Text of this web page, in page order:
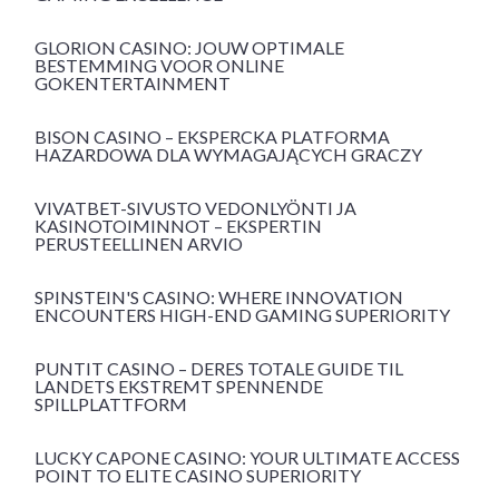
GLORION CASINO: JOUW OPTIMALE
BESTEMMING VOOR ONLINE
GOKENTERTAINMENT
BISON CASINO – EKSPERCKA PLATFORMA
HAZARDOWA DLA WYMAGAJĄCYCH GRACZY
VIVATBET-SIVUSTO VEDONLYÖNTI JA
KASINOTOIMINNOT – EKSPERTIN
PERUSTEELLINEN ARVIO
SPINSTEIN'S CASINO: WHERE INNOVATION
ENCOUNTERS HIGH-END GAMING SUPERIORITY
PUNTIT CASINO – DERES TOTALE GUIDE TIL
LANDETS EKSTREMT SPENNENDE
SPILLPLATTFORM
LUCKY CAPONE CASINO: YOUR ULTIMATE ACCESS
POINT TO ELITE CASINO SUPERIORITY